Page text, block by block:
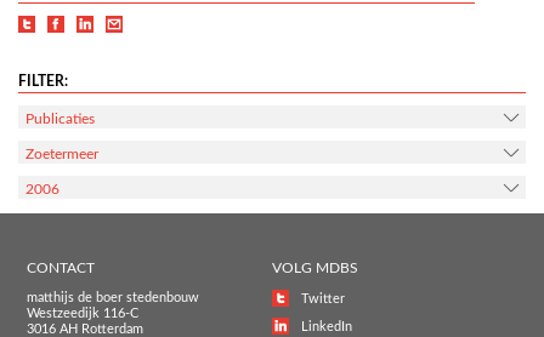
FILTER:
Publicaties
Zoetermeer
2006
CONTACT
matthijs de boer stedenbouw
Westzeedijk 116-C
3016 AH Rotterdam
VOLG MDBS
Twitter
LinkedIn